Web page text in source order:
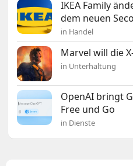
IKEA Family
dem neuen
in Handel
Marvel will die
in Unterhaltung
OpenAI bringt
Free und Go
in Dienste